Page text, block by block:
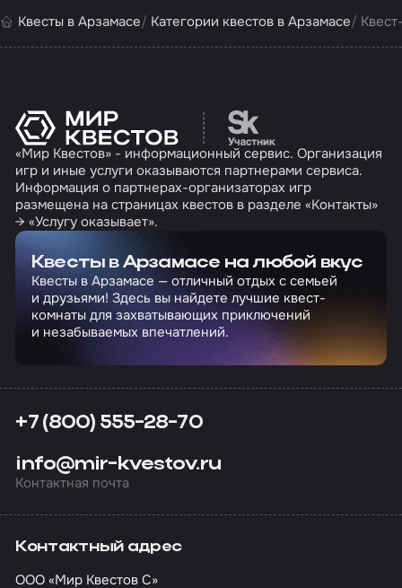
Квесты в Арзамасе Категории квестов в Арзамасе
Перейти на сайт
«Мир Квестов» - информационный сервис. Организация
игр и иные услуги оказываются партнерами сервиса.
Информация о партнерах-организаторах игр
размещена на страницах квестов в разделе «Контакты»
→ «Услугу оказывает».
Квесты в Арзамасе на любой вкус
Квесты в Арзамасе — отличный отдых с семьей
и друзьями! Здесь вы найдете лучшие квест-
комнаты для захватывающих приключений
и незабываемых впечатлений.
+7 (800) 555-28-70
info@mir-kvestov.ru
Контактная почта
Контактный адрес
ООО «Мир Квестов С»